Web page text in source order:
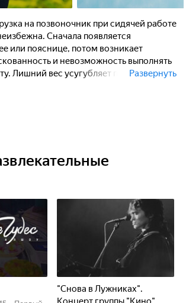
на позвоночник при сидячей работе
Сначала появляется
или пояснице, потом возникает
и невозможность выполнять
Лишний вес усугубляет проблему,
тех, кто хочет поддержать здоровье
образ жизни без болей и напряжения.
Развернуть
"Снова в Лужниках".